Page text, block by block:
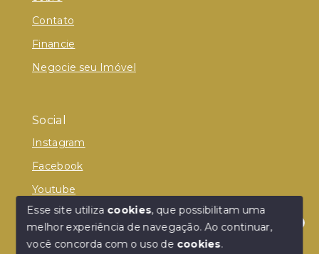
Olá! Estamos disponíveis para te ajudar.
Contato
Financie
Negocie seu Imóvel
Social
Instagram
Facebook
Youtube
© Copyright 2026 - Donelle Imóveis - Todos os
Esse site utiliza cookies, que possibilitam uma
melhor experiência de navegação.Ao continuar,
você concorda com o uso de cookies.